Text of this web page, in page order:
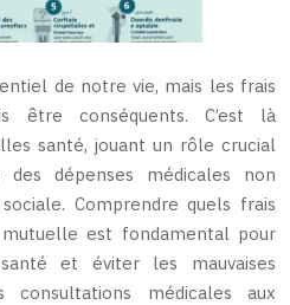
de notre vie, mais les frais
être conséquents. C’est là
santé, jouant un rôle crucial
dépenses médicales non
Comprendre quels frais
est fondamental pour
et éviter les mauvaises
consultations médicales aux